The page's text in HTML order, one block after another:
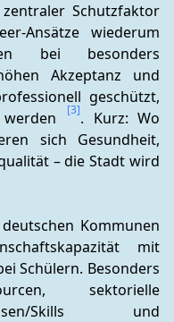
Schutzfaktor
Ansätze wiederum
bei besonders
Akzeptanz und
geschützt,
[3]. Kurz: Wo
sich Gesundheit,
– die Stadt wird
Kommunen
mit
Schülern. Besonders
sektorielle
Skills und